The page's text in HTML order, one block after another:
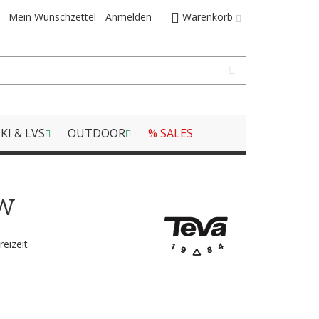
Warenkorb
Mein Wunschzettel Anmelden
& LVS OUTDOOR % SALES